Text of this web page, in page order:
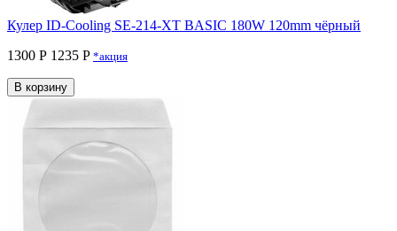
Кулер ID-Cooling SE-214-XT BASIC 180W 120mm чёрный
1300 Р 1235 P *акция
В корзину